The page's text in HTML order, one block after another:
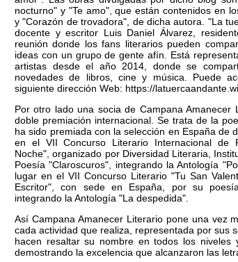
nocturno" y "Te amo", que están contenidos en
y "Corazón de trovadora", de dicha autora. "La
docente y escritor Luis Daniel Álvarez,
reunión donde los fans literarios pueden
ideas con un grupo de gente afín. Está
artistas desde el año 2014, donde se
novedades de libros, cine y música. Puede
siguiente dirección Web: https://
Por otro lado una socia de Campana Amanecer
doble premiación internacional. Se trata de la
ha sido premiada con la selección en España de
en el VII Concurso Literario Internacional de
Noche", organizado por Diversidad Literaria,
Poesía "Claroscuros", integrando la Antología
lugar en el VII Concurso Literario "Tu San
Escritor", con sede en España, por su
integrando la Antología "La despedida".
Así Campana Amanecer Literario pone una vez
cada actividad que realiza, representada por sus
hacen resaltar su nombre en todos los niveles
demostrando la excelencia que alcanzaron las